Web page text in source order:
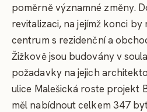
poměrně významné změny.
revitalizaci, na jejímž konci
centrum s rezidenční a
Žižkově jsou budovány v
požadavky na jejich
ulice Malešická roste projekt
měl nabídnout celkem 347